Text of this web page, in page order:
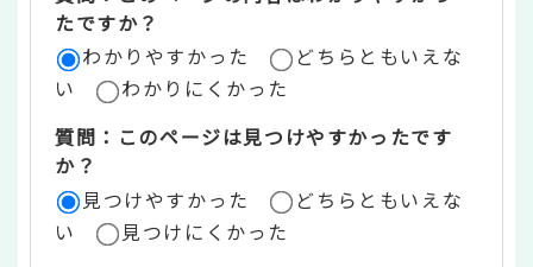
リ
ア
たですか？
わかりやすかった
どちらともいえな
い
わかりにくかった
質問：このページは見つけやすかったです
か？
見つけやすかった
どちらともいえな
い
見つけにくかった